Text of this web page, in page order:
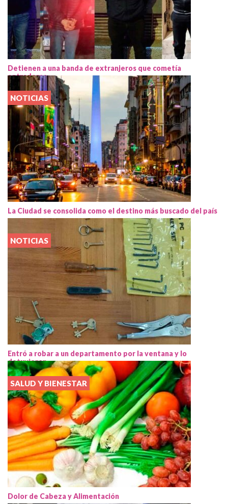
Detienen a una banda de extranjeros que cometía
entraderas
NOTICIAS
La Ciudad se consolida como el destino más buscado del país
NOTICIAS
Entró a robar a un departamento por la ventana y lo
detuvieron
SALUD Y BIENESTAR
Dolor de Cabeza y Alimentación